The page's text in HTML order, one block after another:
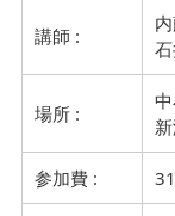
講師 :
場所 :
参加費 :